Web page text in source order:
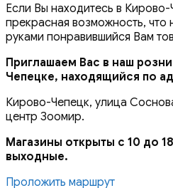
Если Вы находитесь в Кирово-
прекрасная возможность, что
руками понравившийся Вам
Приглашаем Вас в наш
Чепецке, находящийся по
Кирово-Чепецк, улица
центр Зоомир.
Магазины открыты с 10 до
выходные.
Проложить маршрут